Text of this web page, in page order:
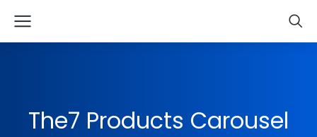
The7 Products Carousel